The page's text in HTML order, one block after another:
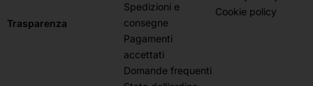
Trasparenza
Spedizioni e
consegne
Pagamenti
accettati
Domande frequenti
Cookie policy